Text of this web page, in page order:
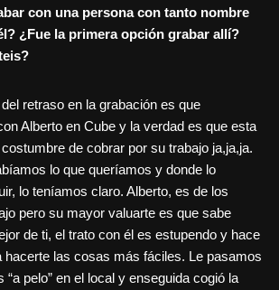
con una persona con tanto nombre
¿Fue la primera opción grabar allí?
retraso en la grabación es que
Alberto en Cube y la verdad es que esta
de cobrar por su trabajo ja,ja,ja.
lo que queríamos y donde lo
lo teníamos claro. Alberto, es de los
pero su mayor valuarte es que sabe
de ti, el trato con él es estupendo y hace
hacerte las cosas más fáciles. Le pasamos
“a pelo” en el local y enseguida cogió la